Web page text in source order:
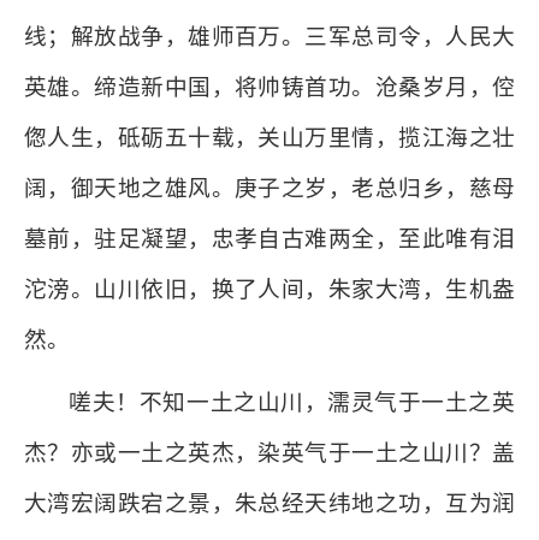
线；解放战争，雄师百万。三军总司令，人民大
英雄。缔造新中国，将帅铸首功。沧桑岁月，倥
偬人生，砥砺五十载，关山万里情，揽江海之壮
阔，御天地之雄风。庚子之岁，老总归乡，慈母
墓前，驻足凝望，忠孝自古难两全，至此唯有泪
沱滂。山川依旧，换了人间，朱家大湾，生机盎
然。
嗟夫！不知一土之山川，濡灵气于一土之英
杰？亦或一土之英杰，染英气于一土之山川？盖
大湾宏阔跌宕之景，朱总经天纬地之功，互为润